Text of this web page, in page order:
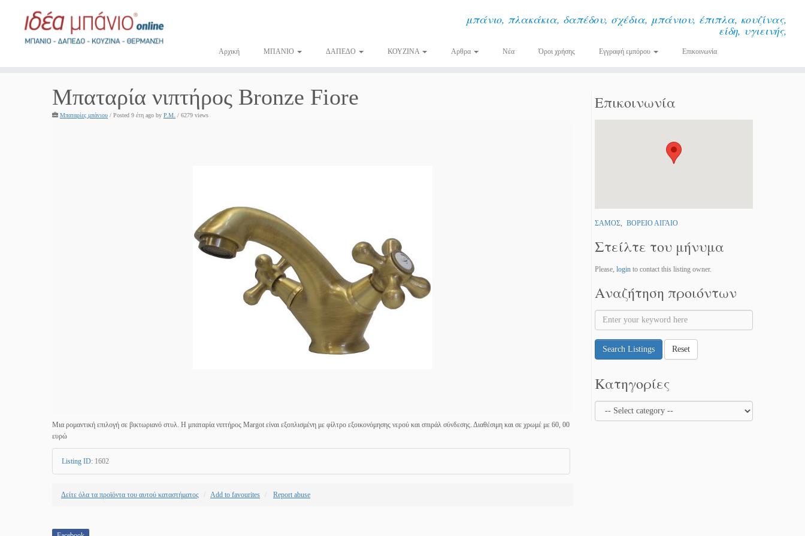
περιεχόμενο
μπάνιο, πλακάκια, δαπέδου, σχέδια, μπάνιου, έπιπλα, κουζίνας,
είδη, υγιεινής,
Αρχική ΜΠΑΝΙΟ ΔΑΠΕΔΟ ΚΟΥΖΙΝΑ Αρθρα Νέα Όροι χρήσης Εγγραφή εμπόρου Επικοινωνία
Μπαταρία νιπτήρος Bronze Fiore
Μπαταρίες μπάνιου / Posted 9 έτη ago by P.M. / 6279 views
Μια ρομαντική επιλογή σε βικτωριανό στυλ. Η μπαταρία νιπτήρος Margot είναι εξοπλισμένη με φίλτρο εξοικονόμησης νερού και σπιράλ σύνδεσης. Διαθέσιμη και σε χρωμέ με 60, 00
ευρώ
Listing ID: 1602
Δείτε όλα τα προϊόντα του αυτού καταστήματος Add to favourites Report abuse
Επικοινωνία
ΣΑΜΟΣ ΒΟΡΕΙΟ ΑΙΓΑΙΟ
Στείλτε του μήνυμα
Please, login to contact this listing owner.
Αναζήτηση προιόντων
Search Listings Reset
Κατηγορίες